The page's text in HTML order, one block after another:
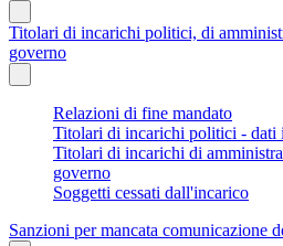
Titolari di incarichi politici, di
governo
Relazioni di fine mandato
Titolari di incarichi politici - dati
Titolari di incarichi di
governo
Soggetti cessati dall'incarico
Sanzioni per mancata comunicazione